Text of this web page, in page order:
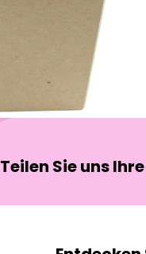
Teilen Sie uns